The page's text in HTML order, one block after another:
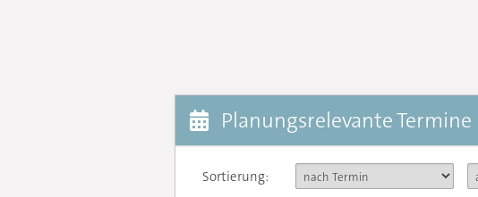
Planungsrelevante Termine
Sortierung: